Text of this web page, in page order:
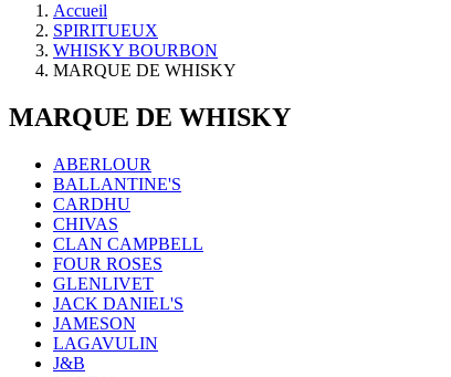
Accueil
SPIRITUEUX
WHISKY BOURBON
MARQUE DE WHISKY
MARQUE DE WHISKY
ABERLOUR
BALLANTINE'S
CARDHU
CHIVAS
CLAN CAMPBELL
FOUR ROSES
GLENLIVET
JACK DANIEL'S
JAMESON
LAGAVULIN
J&B